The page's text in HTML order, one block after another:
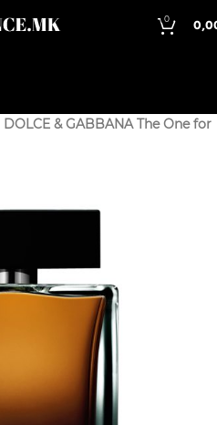
0
DOLCE & GABBANA The One for